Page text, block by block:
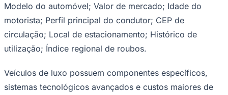
Modelo do automóvel; Valor de mercado; Idade do
motorista; Perfil principal do condutor; CEP de
circulação; Local de estacionamento; Histórico de
utilização; Índice regional de roubos.
Veículos de luxo possuem componentes específicos,
sistemas tecnológicos avançados e custos maiores de